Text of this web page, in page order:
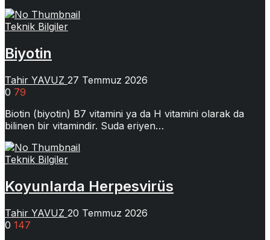
Teknik Bilgiler
Biyotin
Tahir YAVUZ 27 Temmuz 2026
0 79
Biotin (biyotin) B7 vitamini ya da H vitamini olarak da
bilinen bir vitamindir. Suda eriyen…
Teknik Bilgiler
Koyunlarda Herpesvirüs
Tahir YAVUZ 20 Temmuz 2026
0 147